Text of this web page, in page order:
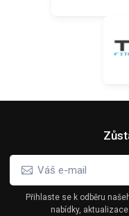
Přihlaste se k odběru
nabídky,